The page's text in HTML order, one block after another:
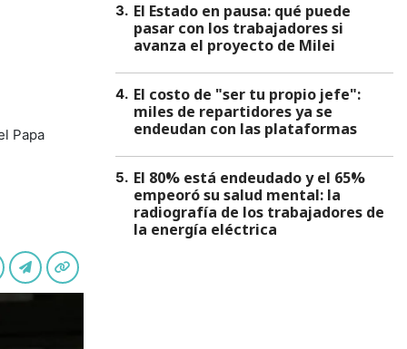
Papa
3. El Estado en pausa: qué puede
pasar con los trabajadores si
avanza el proyecto de Milei
4. El costo de "ser tu propio jefe":
miles de repartidores ya se
endeudan con las plataformas
5. El 80% está endeudado y el 65%
empeoró su salud mental: la
radiografía de los trabajadores de
la energía eléctrica